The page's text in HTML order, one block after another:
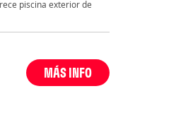
piscina exterior de
MÁS INFO